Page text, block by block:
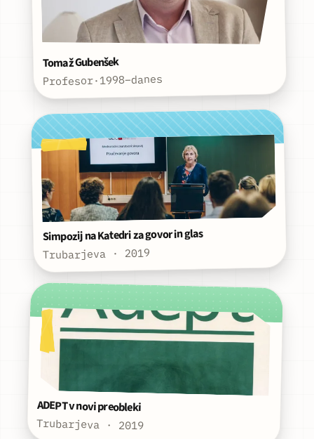
Tomaž Gubenšek
Profesor·1998–danes
Simpozij na Katedri za govor in glas
Trubarjeva · 2019
ADEPT v novi preobleki
Trubarjeva · 2019